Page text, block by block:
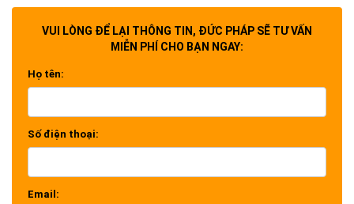
VUI LÒNG ĐỂ LẠI THÔNG TIN, ĐỨC PHÁP SẼ TƯ VẤN
MIỄN PHÍ CHO BẠN NGAY:
Họ tên:
Số điện thoại:
Email: